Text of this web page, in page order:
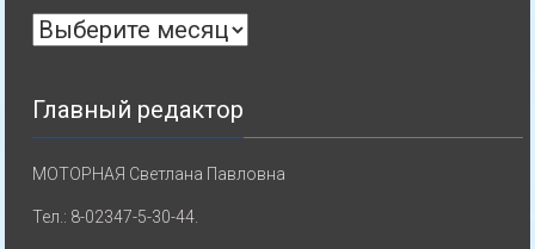
Архивы
Главный редактор
МОТОРНАЯ Светлана Павловна
Тел.: 8-02347-5-30-44.